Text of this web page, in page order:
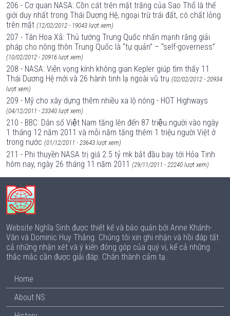
206 - Cơ quan NASA: Cồn cát trên mặt trăng của Sao Thổ là thế
giới duy nhất trong Thái Dương Hệ, ngoại trừ trái đất, có chất lỏng
trên mặt (12/02/2012 - 19043 lượt xem)
207 - Tân Hoa Xã: Thủ tướng Trung Quốc nhấn mạnh rằng giải
pháp cho nông thôn Trung Quốc là “tự quản” – “self-governess”
(10/02/2012 - 20916 lượt xem)
208 - NASA: Viễn vọng kính không gian Kepler giúp tìm thấy 11
Thái Dương Hệ mới và 26 hành tinh lạ ngoài vũ trụ (02/02/2012 - 20934
lượt xem)
209 - Mỹ cho xây dựng thêm nhiều xa lộ nóng - HOT Highways
(04/12/2011 - 23340 lượt xem)
210 - BBC: Dân số Việt Nam tăng lên đến 87 triệu người vào ngày
1 tháng 12 năm 2011 và mỗi năm tăng thêm 1 triệu người Việt ở
trong nước (01/12/2011 - 23643 lượt xem)
211 - Phi thuyền NASA trị giá 2.5 tỷ mk bắt đầu bay tới Hỏa Tinh
hôm nay, ngày 26 tháng 11 năm 2011 (29/11/2011 - 22240 lượt xem)
Website Nghĩa Sinh được thiết kế và bảo quản bởi Anne Khánh-
Vân và Dominic Huy Thắng. Chúng tôi xin ghi nhận và hồi đáp tất
cả những nhận xét và ý kiến đóng góp của quý vị, kể cả những
thắc mắc cần được giải đáp. Chân thành cảm tạ.
Home
About NS